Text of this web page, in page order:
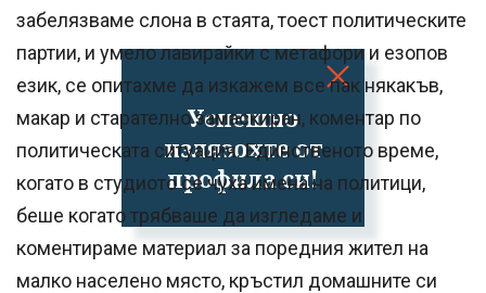
Успешно
излязохте от
профила си!
забелязваме слона в стаята, тоест политическите
партии, и умело лавирайки с метафори и езопов
език, се опитахме да изкажем все пак някакъв,
макар и старателно замаскиран, коментар по
политическата ситуация. Единственото време,
когато в студиото се чуха имена на политици,
беше когато трябваше да изгледаме и
коментираме материал за поредния жител на
малко населено място, кръстил домашните си